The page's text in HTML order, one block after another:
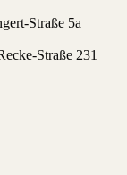
Straße 5a
Straße 231